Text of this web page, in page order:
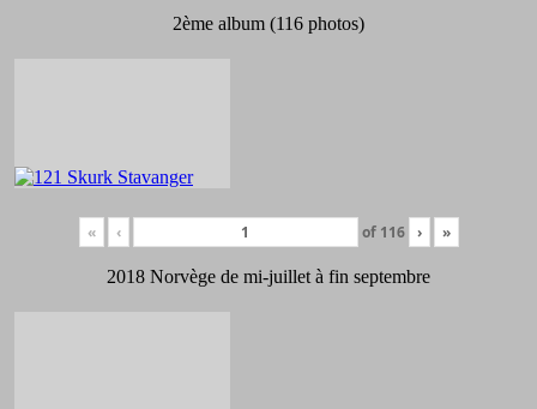
2ème album (116 photos)
« ‹ of 116 › »
2018 Norvège de mi-juillet à fin septembre